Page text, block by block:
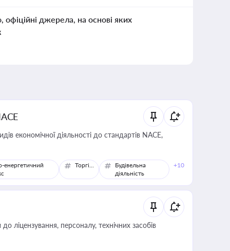
офіційні джерела, на основі яких
економічної діяльності до стандартів NACE,
енергетичний
Торгівля
Будівельна
діяльність
+10
ліцензування, персоналу, технічних засобів